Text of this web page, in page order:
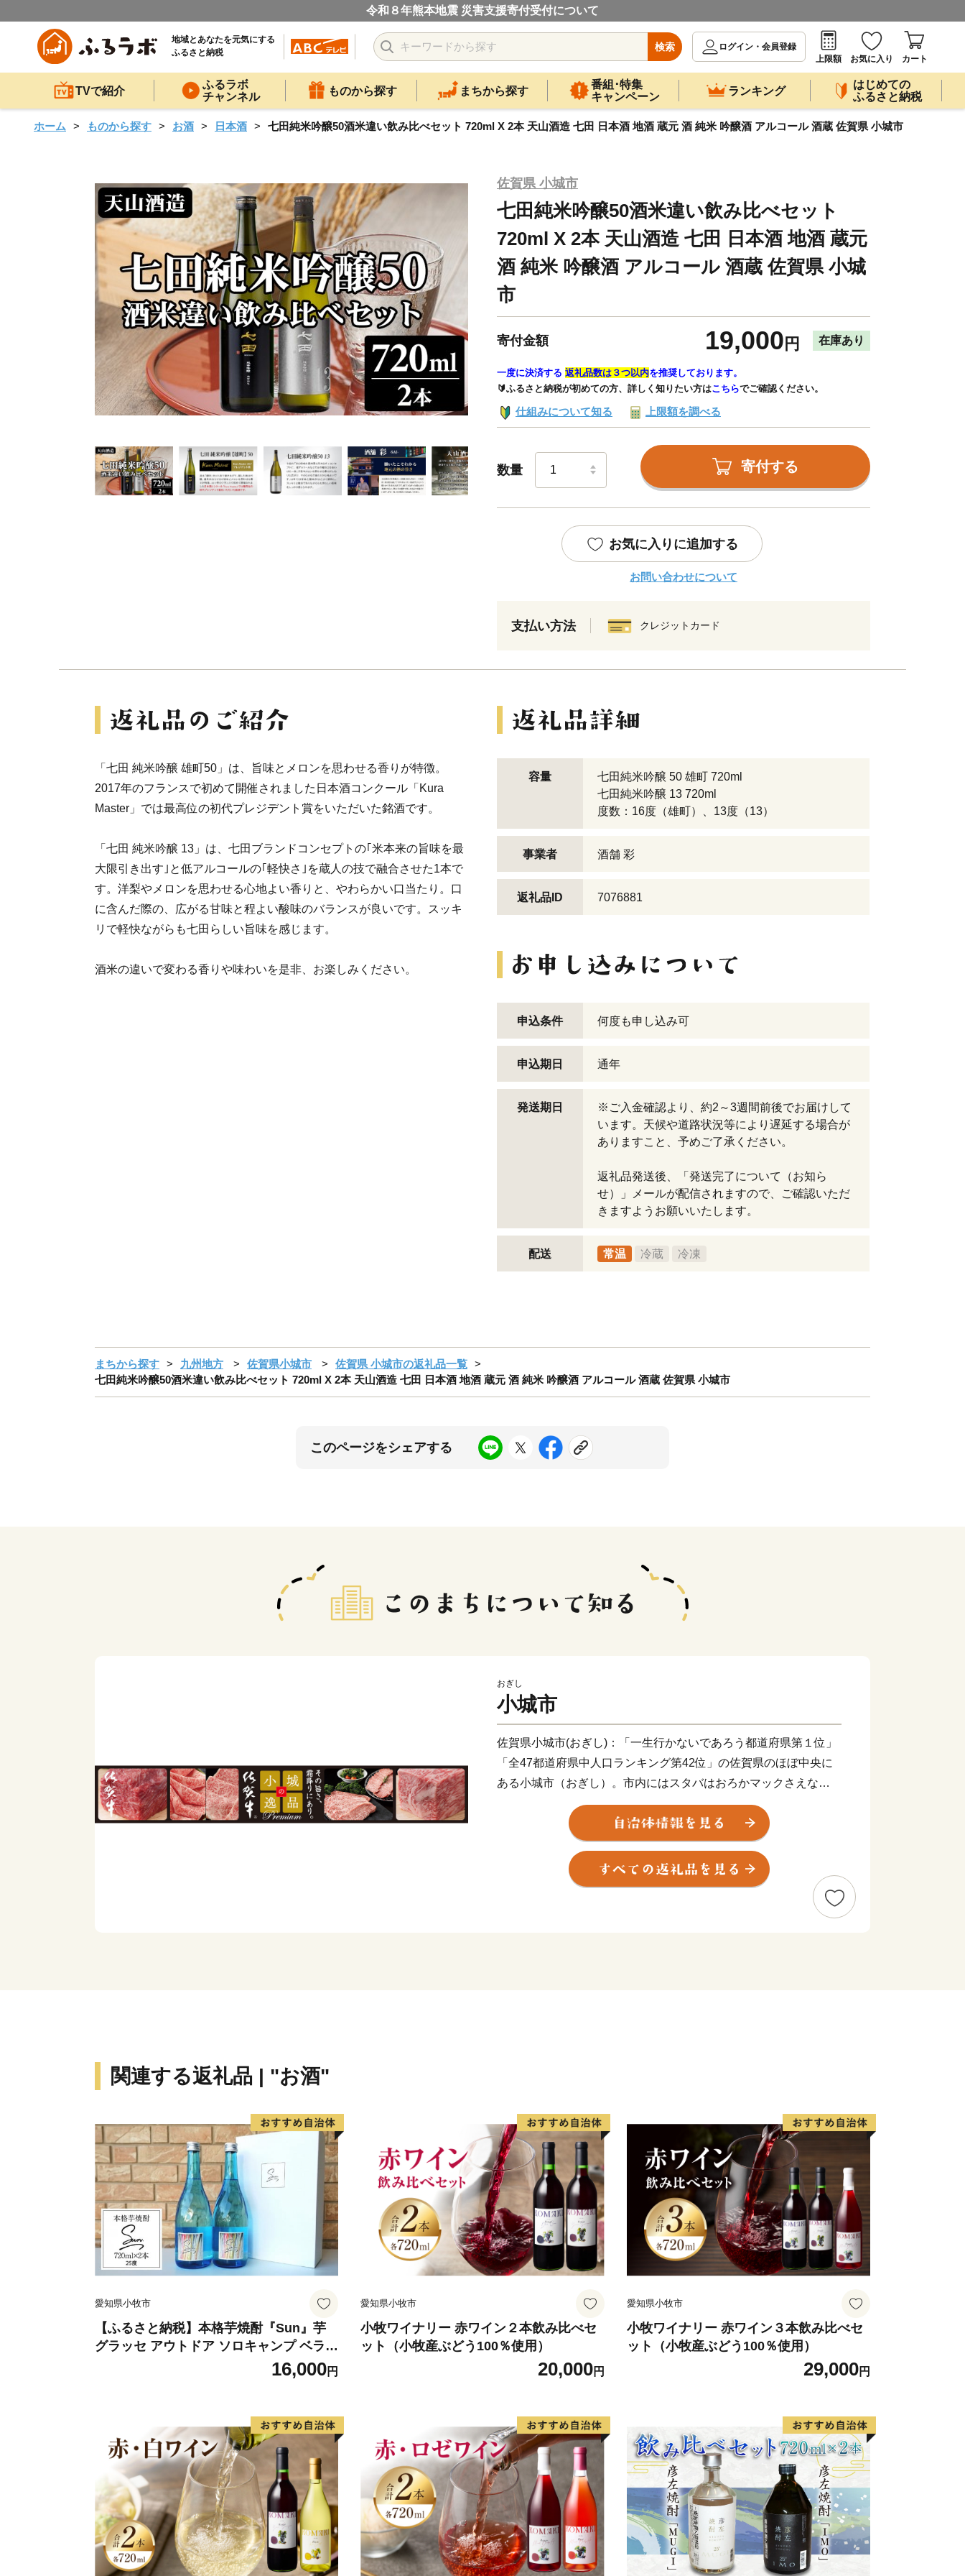
令和８年熊本地震 災害支援寄付受付について
地域とあなたを元気にする
ふるさと納税
検索
ログイン・会員登録
上限額
お気に入り カート
TVで紹介
ふるラボ
チャンネル
ものから探す まちから探す
番組･特集
キャンペーン
ランキング
はじめての
ふるさと納税
ホーム ものから探す お酒 日本酒 七田純米吟醸50酒米違い飲み比べセット 720ml X 2本 天山酒造 七田 日本酒 地酒 蔵元 酒 純米 吟醸酒 アルコール 酒蔵 佐賀県 小城市
佐賀県 小城市
七田純米吟醸50酒米違い飲み比べセット
720ml X 2本 天山酒造 七田 日本酒 地酒 蔵元
酒 純米 吟醸酒 アルコール 酒蔵 佐賀県 小城
市
寄付金額 19,000 円 在庫あり
一度に決済する 返礼品数は３つ以内を推奨しております。
🔰ふるさと納税が初めての方、詳しく知りたい方はこちらでご確認ください。
仕組みについて知る 上限額を調べる
数量 寄付する
お気に入りに追加する
お問い合わせについて
支払い方法 クレジットカード
「七田 純米吟醸 雄町50」は、旨味とメロンを思わせる香りが特徴。
2017年のフランスで初めて開催されました日本酒コンクール「Kura
Master」では最高位の初代プレジデント賞をいただいた銘酒です。
「七田 純米吟醸 13」は、七田ブランドコンセプトの｢米本来の旨味を最
大限引き出す｣と低アルコールの｢軽快さ｣を蔵人の技で融合させた1本で
す。洋梨やメロンを思わせる心地よい香りと、やわらかい口当たり。口
に含んだ際の、広がる甘味と程よい酸味のバランスが良いです。スッキ
リで軽快ながらも七田らしい旨味を感じます。
酒米の違いで変わる香りや味わいを是非、お楽しみください。
容量
七田純米吟醸 50 雄町 720ml
七田純米吟醸 13 720ml
度数：16度（雄町）、13度（13）
事業者 酒舗 彩
返礼品ID 7076881
申込条件 何度も申し込み可
申込期日 通年
発送期日
※ご入金確認より、約2～3週間前後でお届けして
います。天候や道路状況等により遅延する場合が
ありますこと、予めご了承ください。
返礼品発送後、「発送完了について（お知ら
せ）」メールが配信されますので、ご確認いただ
きますようお願いいたします。
配送 常温 冷蔵 冷凍
まちから探す 九州地方 佐賀県小城市
佐賀県 小城市の返礼品一覧
七田純米吟醸50酒米違い飲み比べセット 720ml X 2本 天山酒造 七田 日本酒 地酒 蔵元 酒 純米 吟醸酒 アルコール 酒蔵 佐賀県 小城市
このページをシェアする
おぎし
小城市
佐賀県小城市(おぎし)：「一生行かないであろう都道府県第１位」
「全47都道府県中人口ランキング第42位」の佐賀県のほぼ中央に
ある小城市（おぎし）。市内にはスタバはおろかマックさえな
い！？（※令和3年8月マクドナルド小城店祝開店）風光明媚な毎
日の風景。しかし空を見上げればどこまでも青くて広い空、足元に
は肥沃な大地があります。自然の恵みを受けゆっくりと流れる時
間、美味しい食材とスローライフをおくる人々がいます。「都会に
は無いモノがすべてある」それが小城市です。
できなかった場合
■受取人様のご都合により日数が経過し、お受け取りになる返礼品
に傷みがあった場合
《郵便振替及び、銀行振込の入金確認について》
・郵便振替、銀行振込の入金確認にはお振込み後、約5日程かかり
ます。
・入金確認のご連絡につきましては、１週間ほどでお送りしており
《 返礼品の受取権利について 》
いては、返礼品の再送等お受けできかねますので、配送通知メール
等も含め、寄附者様でも改めてご確認ください。
（定期便）定期便をご申請の方で、特別な事由で一時的に配送を停
止する場合、再送可能な期間は、対象の配送予定月から起算して、
1年間を上限とします。
関連する返礼品 | "お酒"
愛知県小牧市
【ふるさと納税】本格芋焼酎『Sun』芋
グラッセ アウトドア ソロキャンプ ベラン
16,000円
愛知県小牧市
小牧ワイナリー 赤ワイン２本飲み比べセ
ット（小牧産ぶどう100％使用）
20,000円
愛知県小牧市
小牧ワイナリー 赤ワイン３本飲み比べセ
ット（小牧産ぶどう100％使用）
29,000円